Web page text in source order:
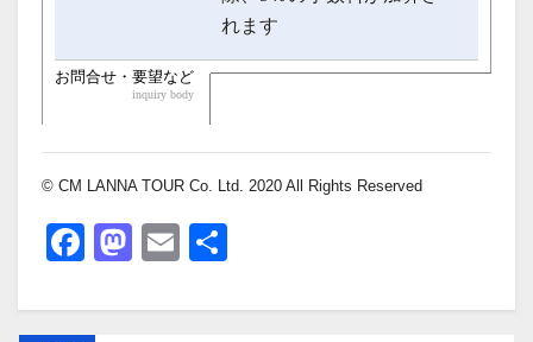
© CM LANNA TOUR Co. Ltd. 2020 All Rights Reserved
F
c
M
st
E
ail